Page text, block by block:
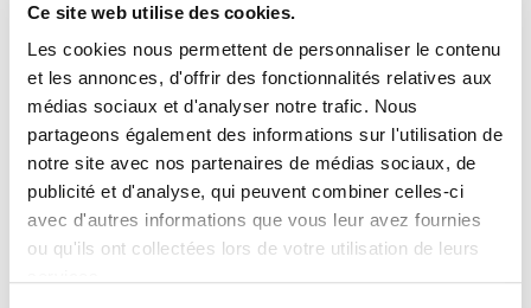
Ce site web utilise des cookies.
Les cookies nous permettent de personnaliser le contenu
et les annonces, d'offrir des fonctionnalités relatives aux
médias sociaux et d'analyser notre trafic. Nous
partageons également des informations sur l'utilisation de
notre site avec nos partenaires de médias sociaux, de
publicité et d'analyse, qui peuvent combiner celles-ci
avec d'autres informations que vous leur avez fournies
ou qu'ils ont collectées lors de votre utilisation de leurs
1. Un design unique et organique
Le trait le plus caractéristique de la chaise Nerd réside dans
l'assemblage innovant de son dossier et de son assise. Les bords
du dossier viennent s'imbriquer de manière fluide dans l'assise,
créant une silhouette organique et continue. Ce détail technique,
en plus d'être visuellement captivant, témoigne d'un grand savoir-
faire artisanal.
2. Le confort avant tout
Ne vous fiez pas à ses lignes épurées : la chaise Nerd est pensée
pour le confort.